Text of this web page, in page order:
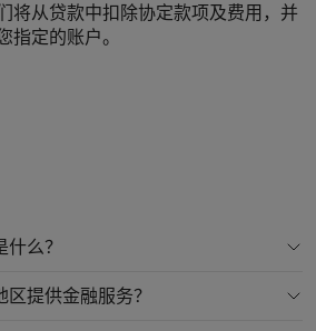
将从贷款中扣除协定款项及费用，并
指定的账户。
么？
提供金融服务？